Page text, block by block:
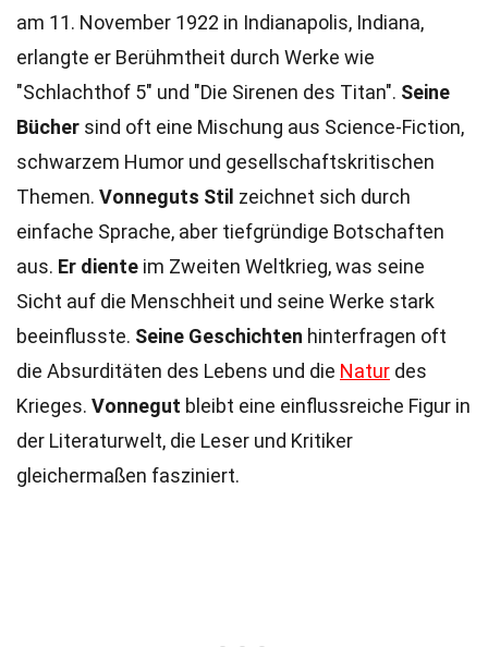
am 11. November 1922 in Indianapolis, Indiana,
erlangte er Berühmtheit durch Werke wie
"Schlachthof 5" und "Die Sirenen des Titan". Seine
Bücher sind oft eine Mischung aus Science-Fiction,
schwarzem Humor und gesellschaftskritischen
Themen. Vonneguts Stil zeichnet sich durch
einfache Sprache, aber tiefgründige Botschaften
aus. Er diente im Zweiten Weltkrieg, was seine
Sicht auf die Menschheit und seine Werke stark
beeinflusste. Seine Geschichten hinterfragen oft
die Absurditäten des Lebens und die Natur des
Krieges. Vonnegut bleibt eine einflussreiche Figur in
der Literaturwelt, die Leser und Kritiker
gleichermaßen fasziniert.